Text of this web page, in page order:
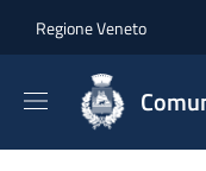
Regione Veneto